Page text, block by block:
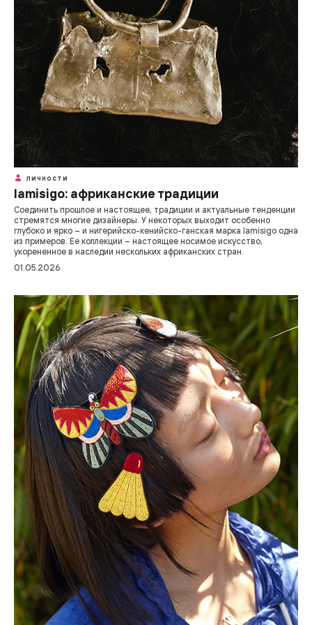
ЛИЧНОСТИ
Iamisigo: африканские традиции
Соединить прошлое и настоящее, традиции и актуальные тенденции
стремятся многие дизайнеры. У некоторых выходит особенно
глубоко и ярко – и нигерийско-кенийско-ганская марка Iamisigo одна
из примеров. Ее коллекции – настоящее носимое искусство,
укорененное в наследии нескольких африканских стран.
01.05.2026